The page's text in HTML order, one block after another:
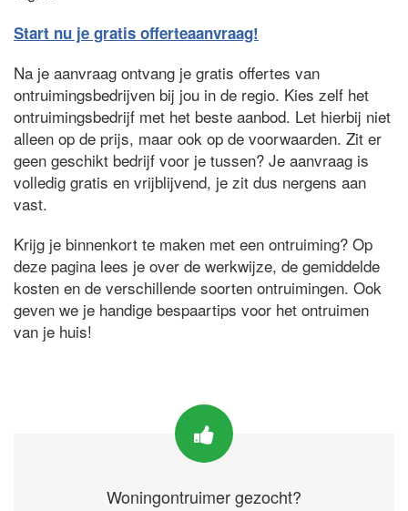
Start nu je gratis offerteaanvraag!
Na je aanvraag ontvang je gratis offertes van
ontruimingsbedrijven bij jou in de regio. Kies zelf het
ontruimingsbedrijf met het beste aanbod. Let hierbij niet
alleen op de prijs, maar ook op de voorwaarden. Zit er
geen geschikt bedrijf voor je tussen? Je aanvraag is
volledig gratis en vrijblijvend, je zit dus nergens aan
vast.
Krijg je binnenkort te maken met een ontruiming? Op
deze pagina lees je over de werkwijze, de gemiddelde
kosten en de verschillende soorten ontruimingen. Ook
geven we je handige bespaartips voor het ontruimen
van je huis!
Woningontruimer gezocht?